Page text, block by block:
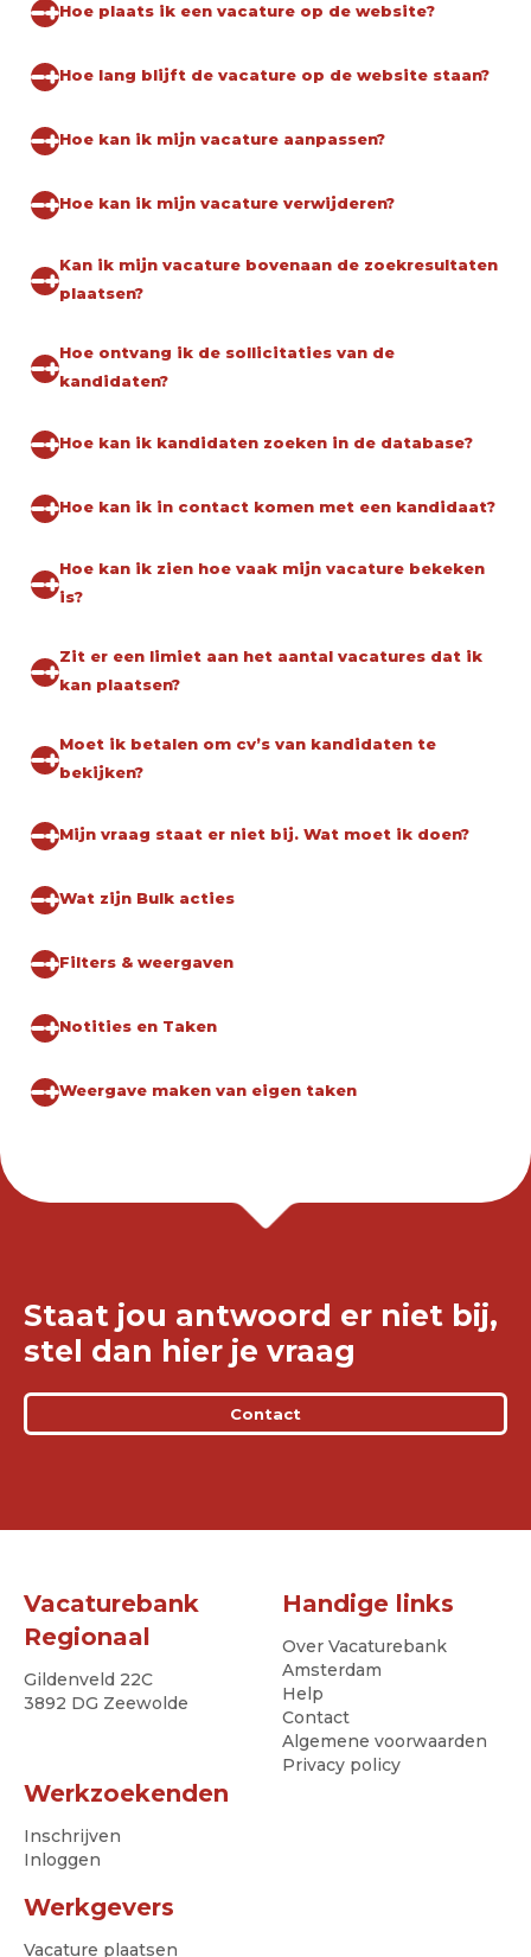
Hoe plaats ik een vacature op de website?
Hoe lang blijft de vacature op de website staan?
Hoe kan ik mijn vacature aanpassen?
Hoe kan ik mijn vacature verwijderen?
Kan ik mijn vacature bovenaan de zoekresultaten
plaatsen?
Hoe ontvang ik de sollicitaties van de
kandidaten?
Hoe kan ik kandidaten zoeken in de database?
Hoe kan ik in contact komen met een kandidaat?
Hoe kan ik zien hoe vaak mijn vacature bekeken
is?
Zit er een limiet aan het aantal vacatures dat ik
kan plaatsen?
Moet ik betalen om cv’s van kandidaten te
bekijken?
Mijn vraag staat er niet bij. Wat moet ik doen?
Wat zijn Bulk acties
Filters & weergaven
Notities en Taken
Weergave maken van eigen taken
Staat jou antwoord er niet bij,
stel dan hier je vraag
Contact
Vacaturebank
Regionaal
Gildenveld 22C
3892 DG Zeewolde
Handige links
Over Vacaturebank
Amsterdam
Help
Contact
Algemene voorwaarden
Privacy policy
Werkzoekenden
Inschrijven
Inloggen
Werkgevers
Vacature plaatsen